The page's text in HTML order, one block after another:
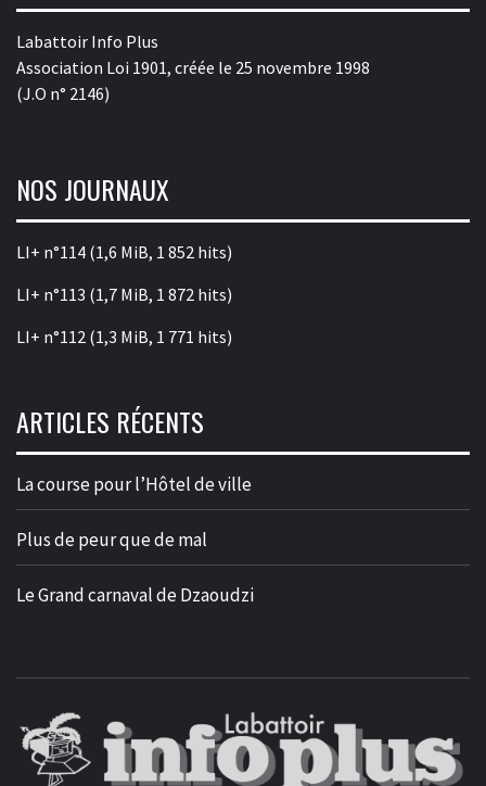
Labattoir Info Plus
Association Loi 1901, créée le 25 novembre 1998
(J.O n° 2146)
NOS JOURNAUX
LI+ n°114 (1,6 MiB, 1 852 hits)
LI+ n°113 (1,7 MiB, 1 872 hits)
LI+ n°112 (1,3 MiB, 1 771 hits)
ARTICLES RÉCENTS
La course pour l’Hôtel de ville
Plus de peur que de mal
Le Grand carnaval de Dzaoudzi